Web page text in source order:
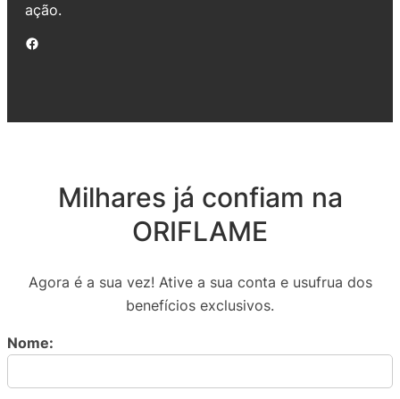
ação.
Facebook
Milhares já confiam na
ORIFLAME
Agora é a sua vez! Ative a sua conta e usufrua dos
benefícios exclusivos.
Nome: